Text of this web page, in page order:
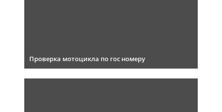
Проверка мотоцикла по гос номеру